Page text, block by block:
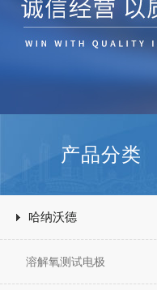
产品分类
哈纳沃德
溶解氧测试电极